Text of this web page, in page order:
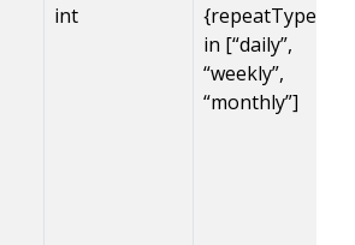
int
{repeatType}
in [“daily”,
“weekly”,
“monthly”]